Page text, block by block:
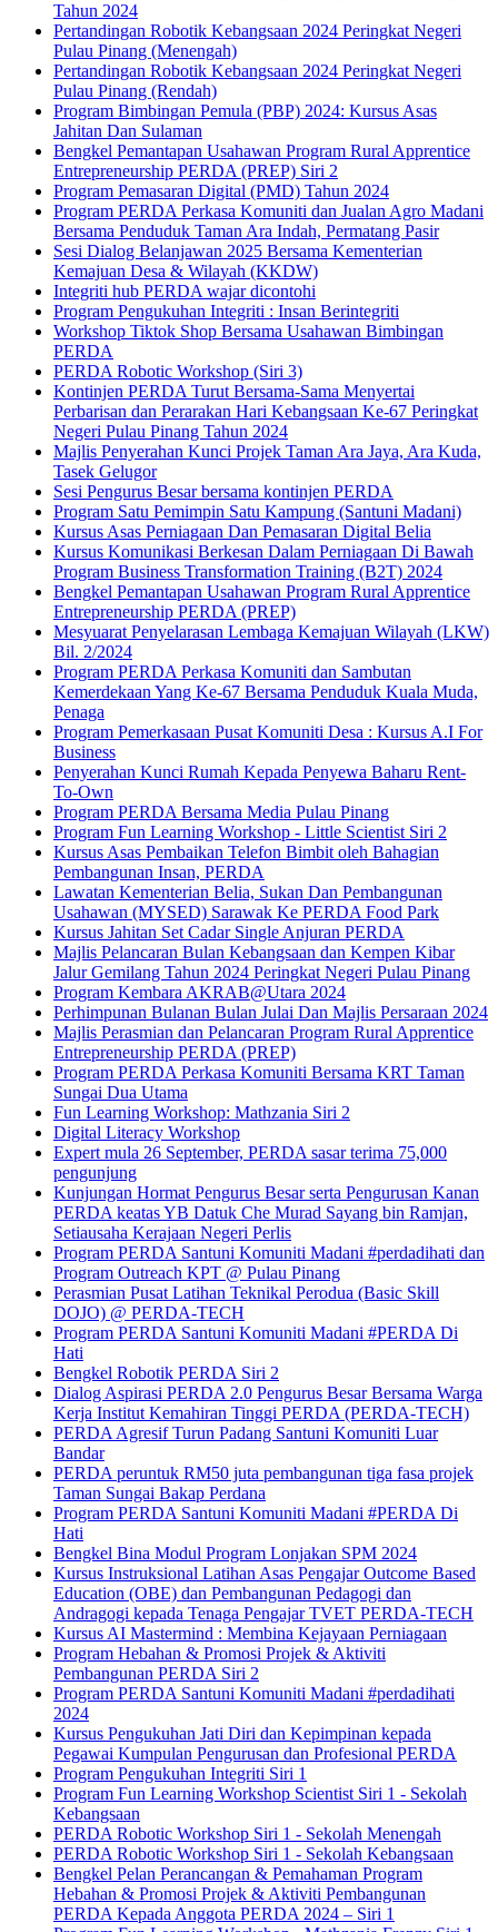
Tahun 2024
Pertandingan Robotik Kebangsaan 2024 Peringkat Negeri
Pulau Pinang (Menengah)
Pertandingan Robotik Kebangsaan 2024 Peringkat Negeri
Pulau Pinang (Rendah)
Program Bimbingan Pemula (PBP) 2024: Kursus Asas
Jahitan Dan Sulaman
Bengkel Pemantapan Usahawan Program Rural Apprentice
Entrepreneurship PERDA (PREP) Siri 2
Program Pemasaran Digital (PMD) Tahun 2024
Program PERDA Perkasa Komuniti dan Jualan Agro Madani
Bersama Penduduk Taman Ara Indah, Permatang Pasir
Sesi Dialog Belanjawan 2025 Bersama Kementerian
Kemajuan Desa & Wilayah (KKDW)
Integriti hub PERDA wajar dicontohi
Program Pengukuhan Integriti : Insan Berintegriti
Workshop Tiktok Shop Bersama Usahawan Bimbingan
PERDA
PERDA Robotic Workshop (Siri 3)
Kontinjen PERDA Turut Bersama-Sama Menyertai
Perbarisan dan Perarakan Hari Kebangsaan Ke-67 Peringkat
Negeri Pulau Pinang Tahun 2024
Majlis Penyerahan Kunci Projek Taman Ara Jaya, Ara Kuda,
Tasek Gelugor
Sesi Pengurus Besar bersama kontinjen PERDA
Program Satu Pemimpin Satu Kampung (Santuni Madani)
Kursus Asas Perniagaan Dan Pemasaran Digital Belia
Kursus Komunikasi Berkesan Dalam Perniagaan Di Bawah
Program Business Transformation Training (B2T) 2024
Bengkel Pemantapan Usahawan Program Rural Apprentice
Entrepreneurship PERDA (PREP)
Mesyuarat Penyelarasan Lembaga Kemajuan Wilayah (LKW)
Bil. 2/2024
Program PERDA Perkasa Komuniti dan Sambutan
Kemerdekaan Yang Ke-67 Bersama Penduduk Kuala Muda,
Penaga
Program Pemerkasaan Pusat Komuniti Desa : Kursus A.I For
Business
Penyerahan Kunci Rumah Kepada Penyewa Baharu Rent-
To-Own
Program PERDA Bersama Media Pulau Pinang
Program Fun Learning Workshop - Little Scientist Siri 2
Kursus Asas Pembaikan Telefon Bimbit oleh Bahagian
Pembangunan Insan, PERDA
Lawatan Kementerian Belia, Sukan Dan Pembangunan
Usahawan (MYSED) Sarawak Ke PERDA Food Park
Kursus Jahitan Set Cadar Single Anjuran PERDA
Majlis Pelancaran Bulan Kebangsaan dan Kempen Kibar
Jalur Gemilang Tahun 2024 Peringkat Negeri Pulau Pinang
Program Kembara AKRAB@Utara 2024
Perhimpunan Bulanan Bulan Julai Dan Majlis Persaraan 2024
Majlis Perasmian dan Pelancaran Program Rural Apprentice
Entrepreneurship PERDA (PREP)
Program PERDA Perkasa Komuniti Bersama KRT Taman
Sungai Dua Utama
Fun Learning Workshop: Mathzania Siri 2
Digital Literacy Workshop
Expert mula 26 September, PERDA sasar terima 75,000
pengunjung
Kunjungan Hormat Pengurus Besar serta Pengurusan Kanan
PERDA keatas YB Datuk Che Murad Sayang bin Ramjan,
Setiausaha Kerajaan Negeri Perlis
Program PERDA Santuni Komuniti Madani #perdadihati dan
Program Outreach KPT @ Pulau Pinang
Perasmian Pusat Latihan Teknikal Perodua (Basic Skill
DOJO) @ PERDA-TECH
Program PERDA Santuni Komuniti Madani #PERDA Di
Hati
Bengkel Robotik PERDA Siri 2
Dialog Aspirasi PERDA 2.0 Pengurus Besar Bersama Warga
Kerja Institut Kemahiran Tinggi PERDA (PERDA-TECH)
PERDA Agresif Turun Padang Santuni Komuniti Luar
Bandar
PERDA peruntuk RM50 juta pembangunan tiga fasa projek
Taman Sungai Bakap Perdana
Program PERDA Santuni Komuniti Madani #PERDA Di
Hati
Bengkel Bina Modul Program Lonjakan SPM 2024
Kursus Instruksional Latihan Asas Pengajar Outcome Based
Education (OBE) dan Pembangunan Pedagogi dan
Andragogi kepada Tenaga Pengajar TVET PERDA-TECH
Kursus AI Mastermind : Membina Kejayaan Perniagaan
Program Hebahan & Promosi Projek & Aktiviti
Pembangunan PERDA Siri 2
Program PERDA Santuni Komuniti Madani #perdadihati
2024
Kursus Pengukuhan Jati Diri dan Kepimpinan kepada
Pegawai Kumpulan Pengurusan dan Profesional PERDA
Program Pengukuhan Integriti Siri 1
Program Fun Learning Workshop Scientist Siri 1 - Sekolah
Kebangsaan
PERDA Robotic Workshop Siri 1 - Sekolah Menengah
PERDA Robotic Workshop Siri 1 - Sekolah Kebangsaan
Bengkel Pelan Perancangan & Pemahaman Program
Hebahan & Promosi Projek & Aktiviti Pembangunan
PERDA Kepada Anggota PERDA 2024 – Siri 1